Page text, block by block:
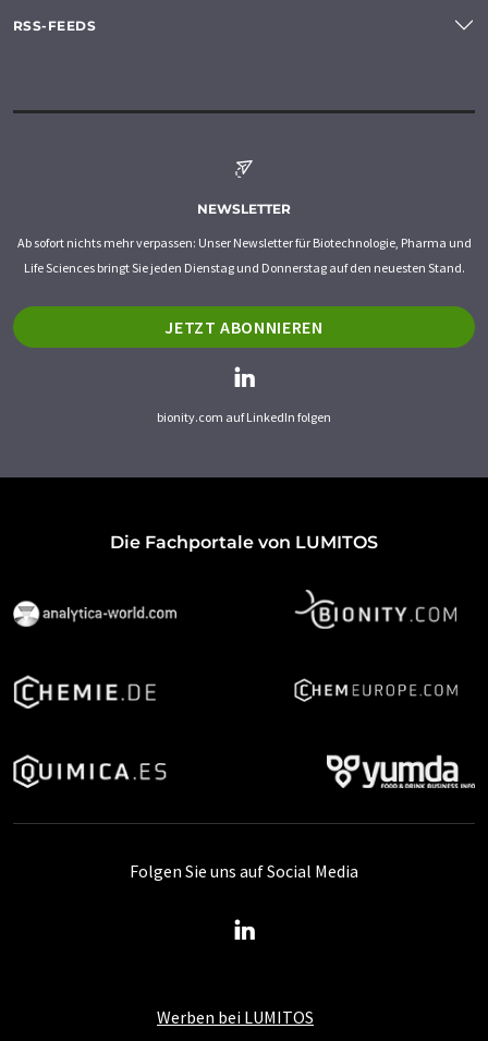
RSS-FEEDS
NEWSLETTER
Ab sofort nichts mehr verpassen: Unser Newsletter für Biotechnologie, Pharma und
Life Sciences bringt Sie jeden Dienstag und Donnerstag auf den neuesten Stand.
JETZT ABONNIEREN
bionity.com auf LinkedIn folgen
Die Fachportale von LUMITOS
Werben bei LUMITOS
Folgen Sie uns auf Social Media